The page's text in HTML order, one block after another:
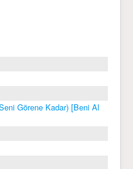
Görene Kadar) [Beni Al